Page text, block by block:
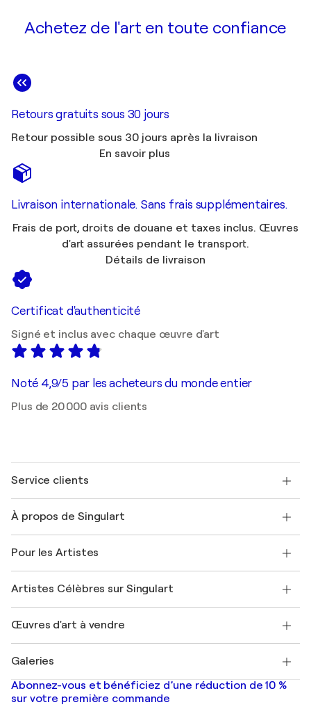
Achetez de l'art en toute confiance
Retours gratuits sous 30 jours
Retour possible sous 30 jours après la livraison
En savoir plus
Livraison internationale. Sans frais supplémentaires.
Frais de port, droits de douane et taxes inclus. Œuvres
d'art assurées pendant le transport.
Détails de livraison
Certificat d'authenticité
Signé et inclus avec chaque œuvre d'art
Noté 4,9/5 par les acheteurs du monde entier
Plus de 20 000 avis clients
Service clients
Expédition
Offrir une carte cadeau
Rejoignez notre programme commercial
Mon compte
+33 1 76 44 06 42
À propos de Singulart
FAQ
Magazine Singulart
Emplois
Découvrez une sélection d'art original
Pour les Artistes
Se connecter en tant qu'Artiste
Artistes Célèbres sur Singulart
Marc Chagall
Banksy
Mr. Brainwash
Shepard Fairey
Œuvres d'art à vendre
Tableaux abstraits à vendre
Peintures de paysage
Estampes
Galeries
Galeries d'art en France
Galeries d'art en Belgique
Abonnez-vous et bénéficiez d’une réduction de 10 %
sur votre première commande